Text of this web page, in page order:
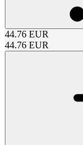
44.76 EUR
44.76 EUR